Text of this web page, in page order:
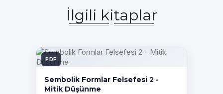
İlgili kitaplar
PDF
Sembolik Formlar Felsefesi 2 -
Mitik Düşünme